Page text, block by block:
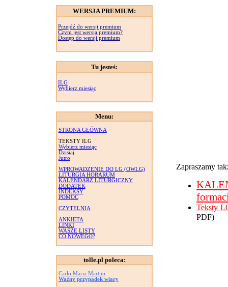
WERSJA PREMIUM:
Przejdź do wersji premium
Czym jest wersja premium?
Dostęp do wersji premium
Tu jesteś:
ILG
Wybierz miesiąc
Menu:
STRONA GŁÓWNA
TEKSTY ILG
Wybierz miesiąc
Dzisiaj
Jutro
WPROWADZENIE DO LG (OWLG)
LITURGIA HORARUM
KALENDARZ LITURGICZNY
DODATEK
INDEKSY
POMOC
CZYTELNIA
ANKIETA
LINKI
WASZE LISTY
CO NOWEGO?
tolle.pl poleca:
Carlo Maria Martini
Ważny przypadek wiary
Zapraszamy
Teksty
PDF)